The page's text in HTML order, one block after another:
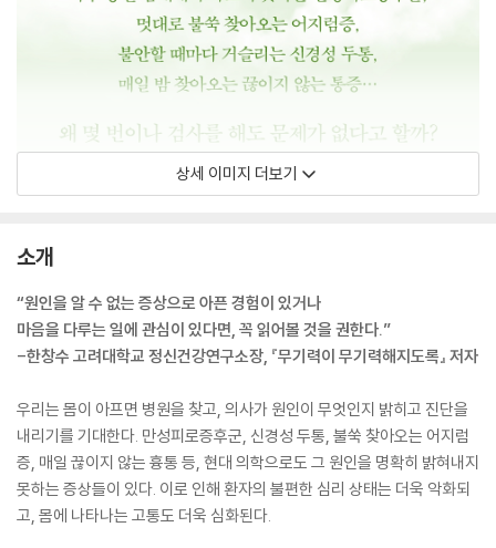
상세 이미지 더보기
소개
“원인을 알 수 없는 증상으로 아픈 경험이 있거나
마음을 다루는 일에 관심이 있다면, 꼭 읽어볼 것을 권한다.”
-한창수 고려대학교 정신건강연구소장, 『무기력이 무기력해지도록』 저자
우리는 몸이 아프면 병원을 찾고, 의사가 원인이 무엇인지 밝히고 진단을
내리기를 기대한다. 만성피로증후군, 신경성 두통, 불쑥 찾아오는 어지럼
증, 매일 끊이지 않는 흉통 등, 현대 의학으로도 그 원인을 명확히 밝혀내지
못하는 증상들이 있다. 이로 인해 환자의 불편한 심리 상태는 더욱 악화되
고, 몸에 나타나는 고통도 더욱 심화된다.